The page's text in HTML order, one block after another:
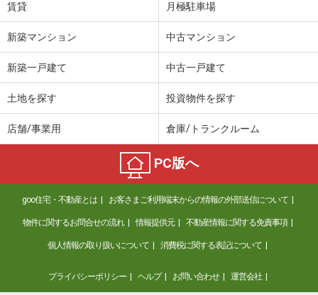
岩手県紫波郡矢巾町大字藤沢第４地割
価 格
5.30万円
岩手県紫波郡矢巾町大字藤沢第４地割
専有面積 20.28m²
岩手県北上市新穀町２丁目
住 所
岩手県北上市新穀町２丁目
専有面積
48m²
賃貸 月極駐車場
新築マンション 中古マンション
新築一戸建て 中古一戸建て
土地を探す 投資物件を探す
店舗/事業用 倉庫/トランクルーム
PC版へ
goo住宅・不動産とは お客さまご利用端末からの情報の外部送信について
物件に関するお問合せの流れ 情報提供元 不動産情報に関する免責事項
個人情報の取り扱いについて 消費税に関する表記について
プライバシーポリシー ヘルプ お問い合わせ 運営会社